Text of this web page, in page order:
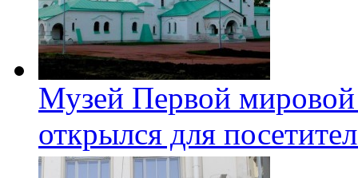
Музей Первой
открылся для